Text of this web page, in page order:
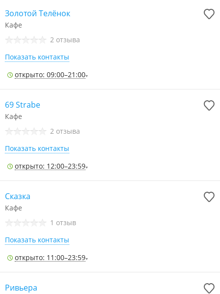
Золотой Телёнок
Кафе
2 отзыва
Показать контакты
открыто: 09:00–21:00
69 Strabe
Кафе
2 отзыва
Показать контакты
открыто: 12:00–23:59
Сказка
Кафе
1 отзыв
Показать контакты
открыто: 11:00–23:59
Ривьера